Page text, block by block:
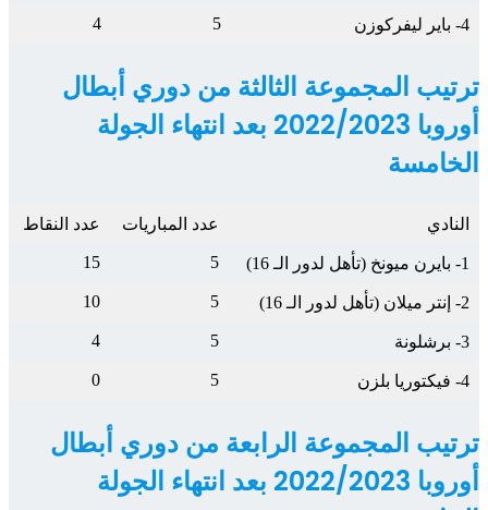
4- باير ليفركوزن 5
4
ترتيب المجموعة الثالثة من دوري أبطال
أوروبا 2022/2023 بعد انتهاء الجولة
الخامسة
النادي عدد المباريات عدد النقاط
1- بايرن ميونخ (تأهل لدور الـ 16) 5
15
2- إنتر ميلان (تأهل لدور الـ 16) 5
10
3- برشلونة 5
4
4- فيكتوريا بلزن 5
0
ترتيب المجموعة الرابعة من دوري أبطال
أوروبا 2022/2023 بعد انتهاء الجولة